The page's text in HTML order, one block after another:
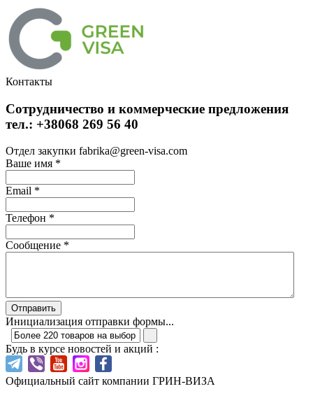
Контакты
Сотрудничество и коммерческие предложения
тел.: +38068 269 56 40
Отдел закупки fabrika@green-visa.com
Ваше имя *
Email *
Телефон *
Сообщение *
Отправить
Инициализация отправки формы...
Будь в курсе новостей и акций :
Официальный сайт компании ГРИН-ВИЗА